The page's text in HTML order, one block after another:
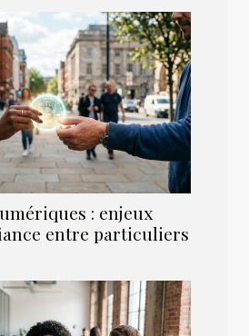
: enjeux
entre particuliers